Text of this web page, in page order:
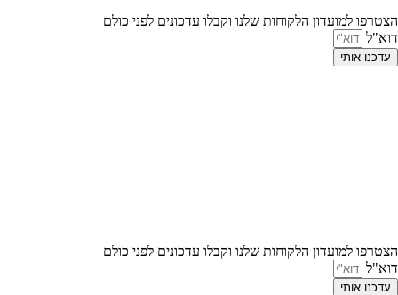
הצטרפו למועדון הלקוחות שלנו וקבלו עדכונים לפני כולם
דוא"ל
עדכנו אותי
הצטרפו למועדון הלקוחות שלנו וקבלו עדכונים לפני כולם
דוא"ל
עדכנו אותי